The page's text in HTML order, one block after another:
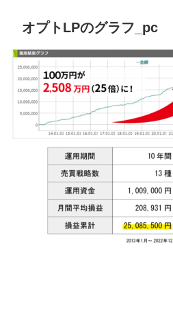
オプトLPのグラフ_pc